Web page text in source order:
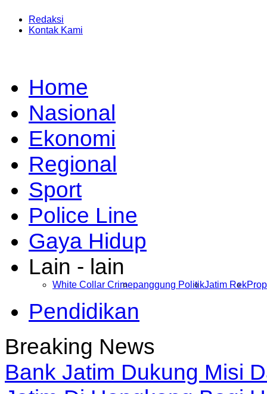
Redaksi
Kontak Kami
Home
Nasional
Ekonomi
Regional
Sport
Police Line
Gaya Hidup
Lain - lain
White Collar Crimepanggung PolitikJatim Rek
Pendidikan
Breaking News
Bank Jatim Dukung Misi